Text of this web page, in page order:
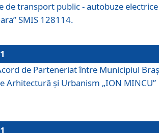
de transport public - autobuze
SMIS 128114.
de Parteneriat între Municipiul
Arhitectură și Urbanism „ION MINCU”